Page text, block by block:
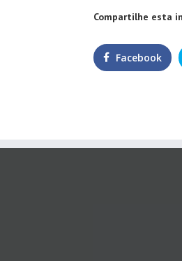
Compartilhe esta
Facebook